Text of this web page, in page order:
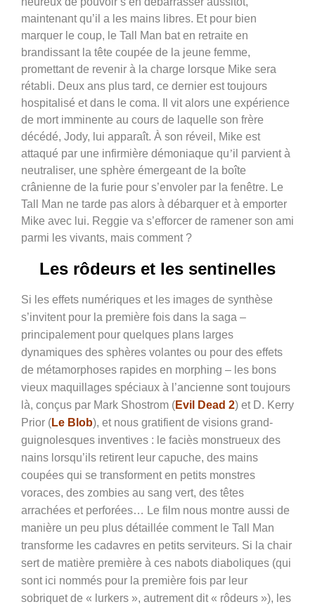
maintenant qu’il a les mains libres. Et pour bien
marquer le coup, le Tall Man bat en retraite en
brandissant la tête coupée de la jeune femme,
promettant de revenir à la charge lorsque Mike sera
rétabli. Deux ans plus tard, ce dernier est toujours
hospitalisé et dans le coma. Il vit alors une expérience
de mort imminente au cours de laquelle son frère
décédé, Jody, lui apparaît. À son réveil, Mike est
attaqué par une infirmière démoniaque qu’il parvient à
neutraliser, une sphère émergeant de la boîte
crânienne de la furie pour s’envoler par la fenêtre. Le
Tall Man ne tarde pas alors à débarquer et à emporter
Mike avec lui. Reggie va s’efforcer de ramener son ami
parmi les vivants, mais comment ?
Les rôdeurs et les sentinelles
Si les effets numériques et les images de synthèse
s’invitent pour la première fois dans la saga –
principalement pour quelques plans larges
dynamiques des sphères volantes ou pour des effets
de métamorphoses rapides en morphing – les bons
vieux maquillages spéciaux à l’ancienne sont toujours
là, conçus par Mark Shostrom (Evil Dead 2) et D. Kerry
Prior (Le Blob), et nous gratifient de visions grand-
guignolesques inventives : le faciès monstrueux des
nains lorsqu’ils retirent leur capuche, des mains
coupées qui se transforment en petits monstres
voraces, des zombies au sang vert, des têtes
arrachées et perforées… Le film nous montre aussi de
manière un peu plus détaillée comment le Tall Man
transforme les cadavres en petits serviteurs. Si la chair
sert de matière première à ces nabots diaboliques (qui
sont ici nommés pour la première fois par leur
sobriquet de « lurkers », autrement dit « rôdeurs »), les